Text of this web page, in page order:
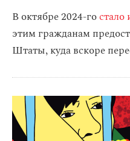
В октябре 2024-гостало
этим гражданам
Штаты, куда вскоре